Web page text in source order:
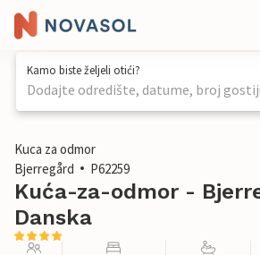
Kamo biste željeli otići?
Dodajte odredište, datume, broj
1 / 19
Kuca za odmor
Bjerregård
P62259
Kuća-za-odmor -
Danska